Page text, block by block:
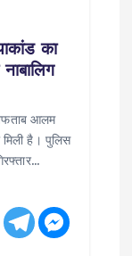
का
अफताब आलम
है। पुलिस